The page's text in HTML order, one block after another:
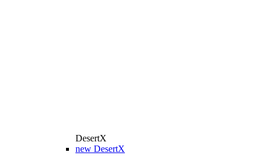
DesertX
new DesertX